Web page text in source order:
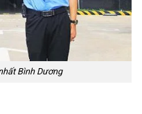
Bình Dương